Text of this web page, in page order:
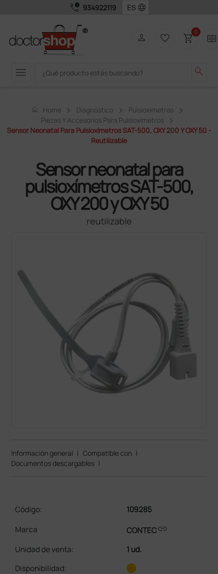
call_quality 934922119 language
menu search
person favorite_border shopping_cart0 two_pager
home Home Diagnóstico
Pulsioximetros
Piezas Y Accesorios Para Pulsioximetros
Sensor Neonatal Para Pulsioxímetros SAT-500, OXY 200 Y OXY 50 -
Reutilizable
Sensor neonatal para
pulsioxímetros SAT-500,
OXY 200 y OXY 50
reutilizable
Información general | Compatible con |
Documentos descargables |
Código:
109285
Marca
CONTEClink
Unidad de venta:
1 ud.
Disponibilidad: